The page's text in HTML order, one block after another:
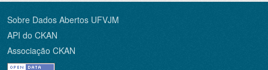
Sobre Dados Abertos UFVJM
API do CKAN
Associação CKAN